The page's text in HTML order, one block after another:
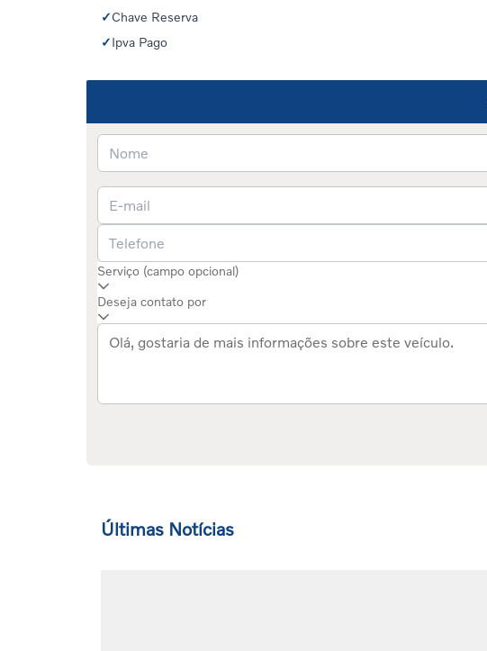
✓Chave Reserva
✓Ipva Pago
Serviço (campo opcional)
Deseja contato por
Últimas Notícias